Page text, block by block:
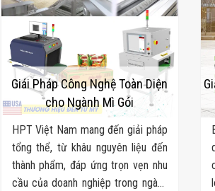
Giái Pháp Công Nghệ Toàn Diện
cho Ngành Mì Gói
HPT Việt Nam mang đến giải pháp
tổng thể, từ khâu nguyên liệu đến
thành phẩm, đáp ứng trọn vẹn nhu
cầu của doanh nghiệp trong ngành